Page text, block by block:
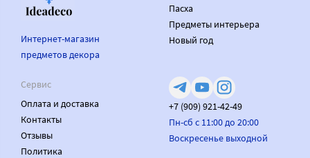
Интернет-магазин
предметов декора
Пасха
Предметы интерьера
Новый год
Сервис
Оплата и доставка
Контакты
Отзывы
Политика
+7 (909) 921-42-49
Пн-сб с 11:00 до 20:00
Воскресенье выходной